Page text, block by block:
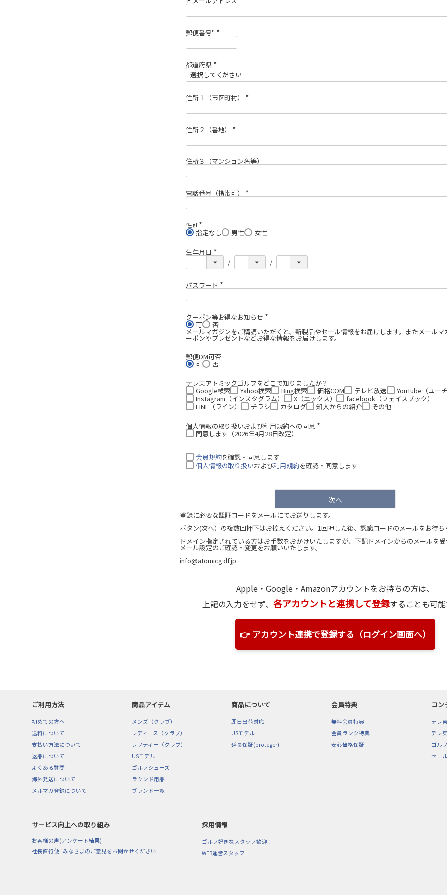
必
郵便番号"
必
都道府県
(
必
須
住所１（市区町村）
必
住所２（番地）
必
住所３（マンション名等）
電話番号（携帯可）
必
性別
(
必
)
指定なし 男性 女性
生年月日
(
必
須
パスワード
必
クーポン等お得なお知らせ
必
須
)
可 否
メールマガジンをご購読いただくと、新製品やセール情報をお届けします。またメールマ
ーポンやプレゼントなどお得な情報をお届けします。
郵便DM可否
可 否
テレ東アトミックゴルフをどこで知りましたか？
Google検索 Yahoo検索 Bing検索 価格COM テレビ放送
YouTube（ユーチ
Instagram（インスタグラム）
X（エックス）
facebook（フェイスブック）
LINE（ライン）
チラシ カタログ 知人からの紹介 その他
個人情報の取り扱いおよび利用規約への同意
同意します（2026年4月28日改定）
会員規約を確認・同意します
個人情報の取り扱いおよび利用規約を確認・同意します
次へ
登録に必要な認証コードをメールにてお送りします。
ボタン(次へ）の複数回押下はお控えください。1回押した後、認識コードのメールをお待ち
ドメイン指定されている方はお手数をおかけいたしますが、下記ドメインからのメールを受
メール設定のご確認・変更をお願いいたします。
info@atomicgolf.jp
Apple・Google・Amazonアカウントをお持ちの方は、
上記の入力をせず、 各アカウントと連携して登録することも可能
👉 アカウント連携で登録する（ログイン画面へ）
ご利用方法
初めての方へ
送料について
支払い方法について
返品について
よくある質問
海外発送について
メルマガ登録について
商品アイテム
メンズ（クラブ）
レディース（クラブ）
レフティー（クラブ）
USモデル
ゴルフシューズ
ラウンド用品
ブランド一覧
商品について
即日出荷対応
USモデル
延長保証(proteger)
会員特典
無料会員特典
会員ランク特典
安心価格保証
コン
テレ
テレ
ゴル
セー
サービス向上への取り組み
お客様の声(アンケート結果)
社長直行便 : みなさまのご意見をお聞かせください
採用情報
ゴルフ好きなスタッフ歓迎！
WEB運営スタッフ